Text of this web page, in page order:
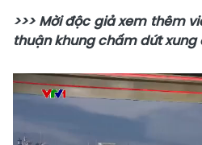
>>> Mời độc giả xem thêm
thuận khung chấm dứt xung